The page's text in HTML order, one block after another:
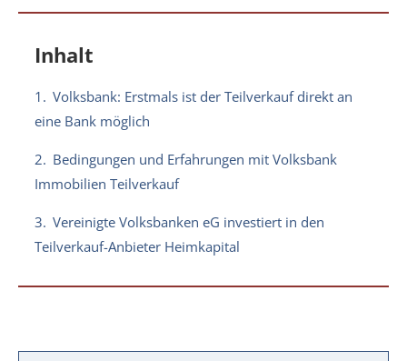
Inhalt
1. Volksbank: Erstmals ist der Teilverkauf direkt an
eine Bank möglich
2. Bedingungen und Erfahrungen mit Volksbank
Immobilien Teilverkauf
3. Vereinigte Volksbanken eG investiert in den
Teilverkauf-Anbieter Heimkapital